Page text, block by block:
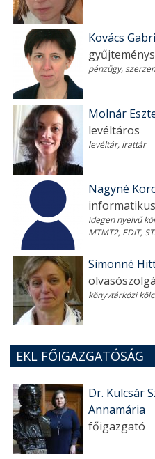
Kovács
pénzügy,
Molnár
levéltáros
levéltár, irattár
Nagyné
idegen nyelvű
MTMT2, EDIT,
Simonné
könyvtárközi
EKL FŐIGAZGATÓSÁG
Dr. Kulcsár
Annamária
főigazgató